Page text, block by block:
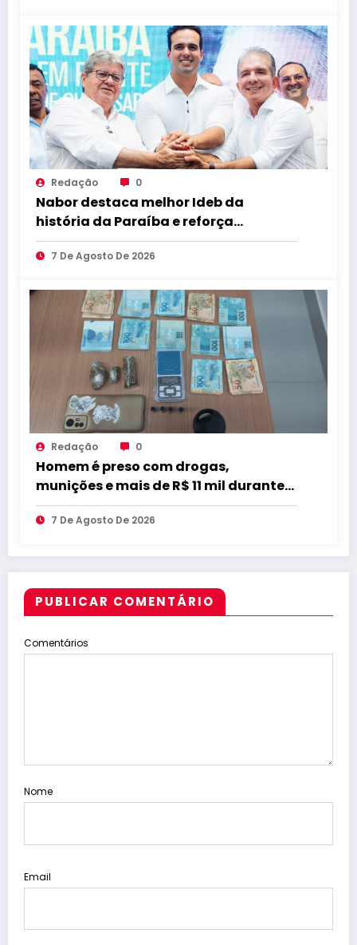
Redação 0
Nabor destaca melhor Ideb da
história da Paraíba e reforça
compromisso com educação de
qualidade
7 De Agosto De 2026
Redação 0
Homem é preso com drogas,
munições e mais de R$ 11 mil durante
operação em Marcação
7 De Agosto De 2026
PUBLICAR COMENTÁRIO
Comentários
Nome
Email